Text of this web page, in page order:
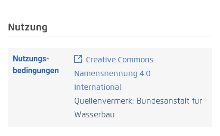
Nutzung
Nutzungs­
bedingun­gen
Creative Commons
Namensnennung 4.0
International
Quellenvermerk: Bundesanstalt für
Wasserbau